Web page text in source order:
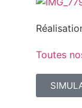
Toutes